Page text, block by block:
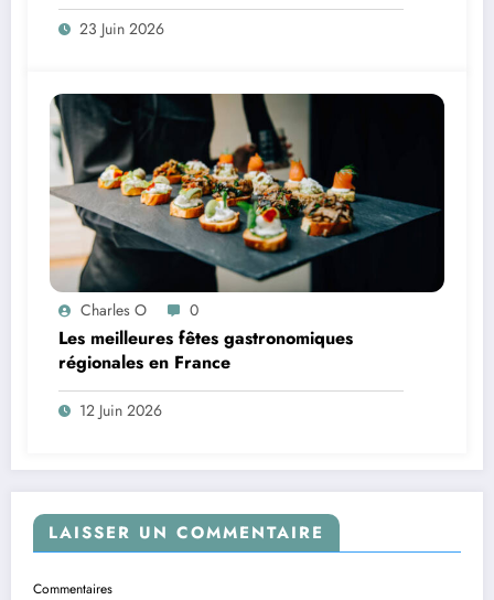
23 Juin 2026
Charles O 0
Les meilleures fêtes gastronomiques
régionales en France
12 Juin 2026
LAISSER UN COMMENTAIRE
Commentaires